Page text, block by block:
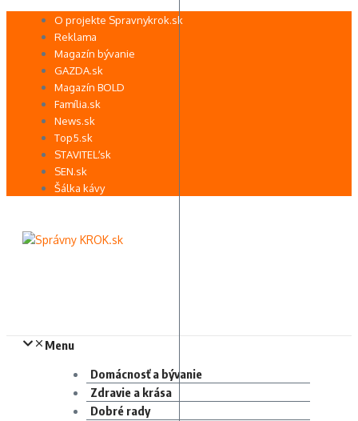
Preskočiť O projekte Spravnykrok.sk
Reklama
Magazín bývanie
GAZDA.sk
Magazín BOLD
Família.sk
News.sk
Top5.sk
STAVITEĽ.sk
SEN.sk
Šálka kávy
Menu
Domácnosť a bývanie
Zdravie a krása
Dobré rady